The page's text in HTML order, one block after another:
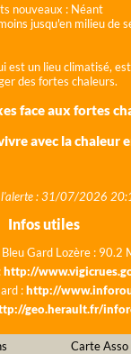
nouveaux : Néant
jusqu'en milieu
un lieu climatisé,
des fortes chaleurs.
face aux fortes
avec la chaleur
l'alerte : 31/07/2026
Infos utiles
Bleu Gard Lozère : 90.2
http://
:http://
geo.herault.fr/
Carte Asso